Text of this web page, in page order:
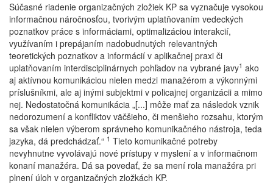
Súčasné riadenie organizačných zložiek KP sa vyznačuje vysokou
informačnou náročnosťou, tvorivým uplatňovaním vedeckých
poznatkov práce s informáciami, optimalizáciou interakcií,
využívaním i prepájaním nadobudnutých relevantných
teoretických poznatkov a informácií v aplikačnej praxi či
uplatňovaním interdisciplinárnych pohľadov na vybrané javy1 ako
aj aktívnou komunikáciou nielen medzi manažérom a výkonnými
príslušníkmi, ale aj inými subjektmi v policajnej organizácii a mimo
nej. Nedostatočná komunikácia „[...] môže mať za následok vznik
nedorozumení a konfliktov väčšieho, či menšieho rozsahu, ktorým
sa však nielen výberom správneho komunikačného nástroja, teda
jazyka, dá predchádzať.“ 1 Tieto komunikačné potreby
nevyhnutne vyvolávajú nové prístupy v myslení a v informačnom
konaní manažéra. Dá sa povedať, že sa mení rola manažéra pri
plnení úloh v organizačných zložkách KP.